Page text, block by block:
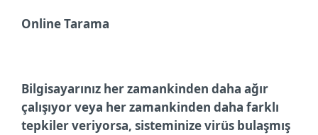
Online Tarama
Bilgisayarınız her zamankinden daha ağır
çalışıyor veya her zamankinden daha farklı
tepkiler veriyorsa, sisteminize virüs bulaşmış